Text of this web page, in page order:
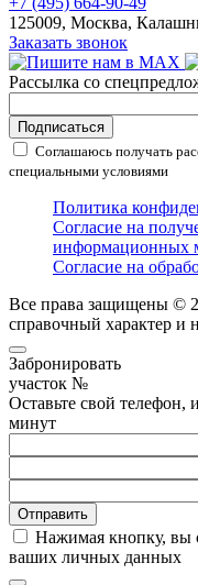
125009, Москва,
Заказать звонок
Рассылка со
Подписаться
Соглашаюсь получать
специальными условиями
Политика
Согласие на
информационных
Согласие на
Все права защищены ©
справочный характер и
Забронировать
участок №
Оставьте свой телефон,
минут
Нажимая кнопку, вы
ваших личных данных